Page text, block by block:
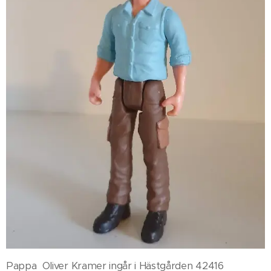
Pappa Oliver Kramer ingår i Hästgården 42416